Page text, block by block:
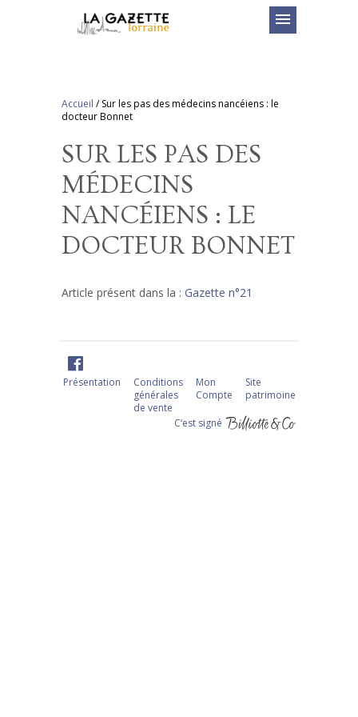
menu
Accueil /Sur les pas des médecins nancéiens : le
docteur Bonnet
SUR LES PAS DES
MÉDECINS
NANCÉIENS : LE
DOCTEUR BONNET
Article présent dans la : Gazette n°21
Présentation
Conditions
générales
de vente
Mon
Compte
Site
patrimoine
C‘est signé